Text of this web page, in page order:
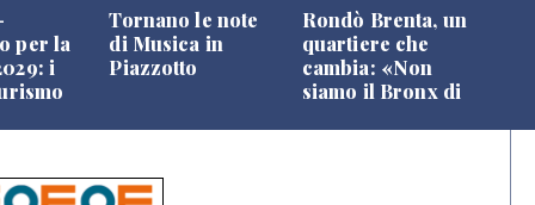
per la
i
Tornano le note
di Musica in
Piazzotto
Rondò Brenta, un
quartiere che
cambia: «Non
siamo il Bronx di